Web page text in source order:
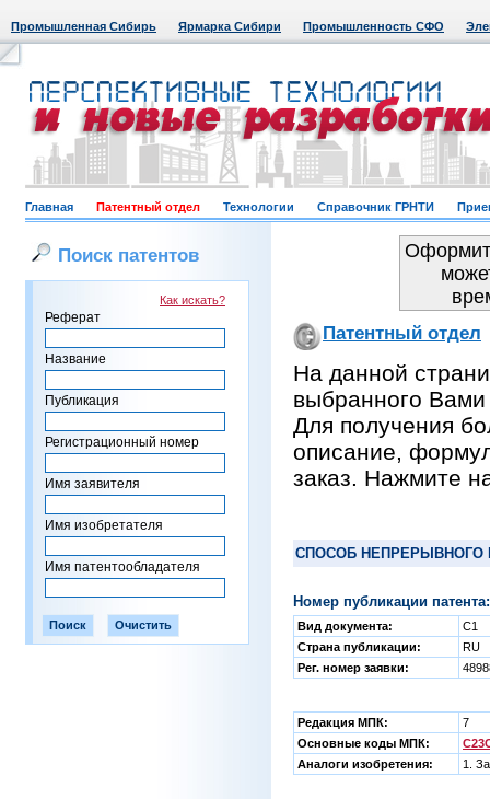
Промышленная Сибирь Ярмарка Сибири Промышленность СФО
Главная Патентный отдел Технологии Справочник ГРНТИ
Поиск патентов
Как искать?
Реферат
Название
Публикация
Регистрационный номер
Имя заявителя
Имя изобретателя
Имя патентообладателя
Патентный отдел
На данной
выбранного Вами
Для получения
описание,
заказ. Нажмите
СПОСОБ НЕПРЕРЫВНОГО
Номер публикации
Вид документа:
C1
Страна публикации:
RU
Рег. номер заявки:
Редакция МПК:
7
Основные коды МПК:
Аналоги изобретения:
1.